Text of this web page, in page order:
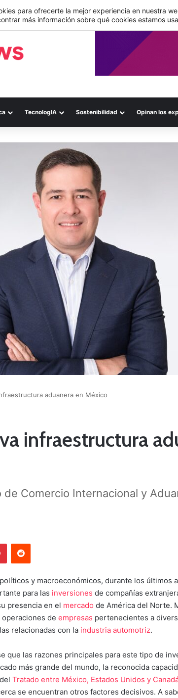
implementación de su WMS en la nube
TecnologIA Sostenibilidad Opinan los
aduanera en México
infraestructura
Comercio Internacional y
y macroeconómicos, durante los últimos
para las inversiones de compañías
presencia en el mercado de América del Norte.
de empresas pertenecientes a
relacionadas con la industria automotriz.
que las razones principales para este tipo de
más grande del mundo, la reconocida
Tratado entre México, Estados Unidos y
se encuentran otros factores decisivos. A
para ofrecerte la mejor experiencia en nuestra
más información sobre qué cookies estamos